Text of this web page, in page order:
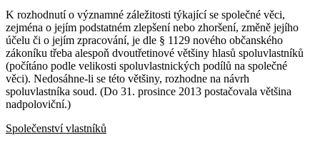
K rozhodnutí o významné záležitosti týkající se společné věci,
zejména o jejím podstatném zlepšení nebo zhoršení, změně jejího
účelu či o jejím zpracování, je dle § 1129 nového občanského
zákoníku třeba alespoň dvoutřetinové většiny hlasů spoluvlastníků
(počítáno podle velikosti spoluvlastnických podílů na společné
věci). Nedosáhne-li se této většiny, rozhodne na návrh
spoluvlastníka soud. (Do 31. prosince 2013 postačovala většina
nadpoloviční.)
Společenství vlastníků